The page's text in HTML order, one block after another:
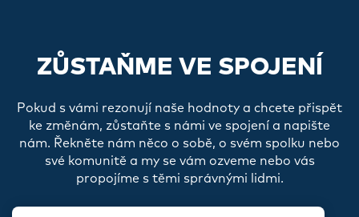
ZŮSTAŇME VE SPOJENÍ
Pokud s vámi rezonují naše hodnoty a chcete přispět
ke změnám, zůstaňte s námi ve spojení a napište
nám. Řekněte nám něco o sobě, o svém spolku nebo
své komunitě a my se vám ozveme nebo vás
propojíme s těmi správnými lidmi.